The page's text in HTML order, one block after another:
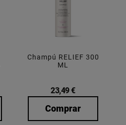
Champú RELIEF 300
ML
23,49 €
Comprar